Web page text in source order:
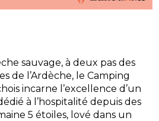
sauvage, à deux pas des
de l’Ardèche, le Camping
incarne l’excellence d’un
à l’hospitalité depuis des
5 étoiles, lové dans un